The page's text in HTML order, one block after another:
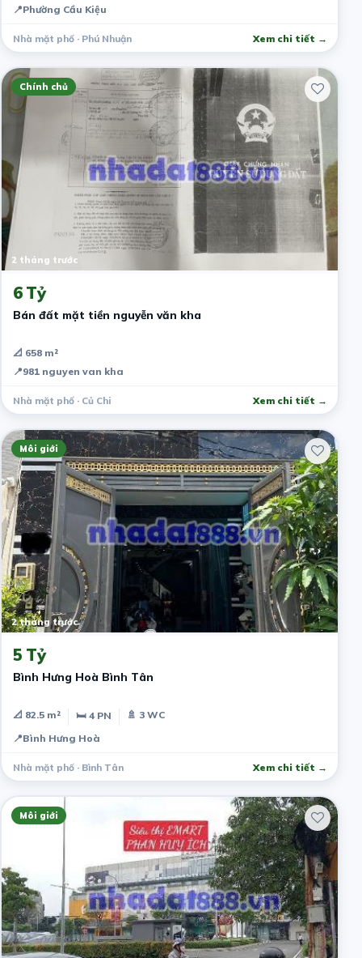
📍Phường Cầu Kiệu
Nhà mặt phố · Phú Nhuận Xem chi tiết →
Chính chủ
2 tháng trước
6 Tỷ
Bán đất mặt tiền nguyễn văn kha
📐 658 m²
📍981 nguyen van kha
Nhà mặt phố · Củ Chi Xem chi tiết →
Môi giới
2 tháng trước
5 Tỷ
Bình Hưng Hoà Bình Tân
📐 82.5 m² 🛏 4 PN
🚿 3 WC
📍Bình Hưng Hoà
Nhà mặt phố · Bình Tân Xem chi tiết →
Môi giới